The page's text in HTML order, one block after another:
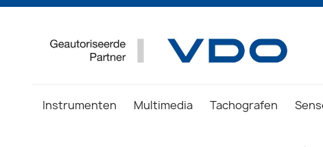
Instrumenten Multimedia Tachografen